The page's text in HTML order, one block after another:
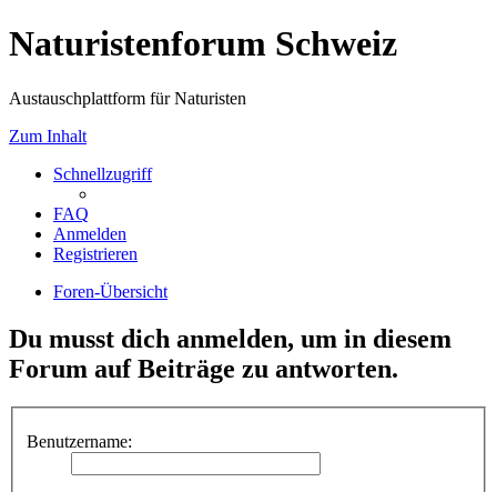
Naturistenforum Schweiz
Austauschplattform für Naturisten
Zum Inhalt
Schnellzugriff
FAQ
Anmelden
Registrieren
Foren-Übersicht
Du musst dich anmelden, um in diesem
Forum auf Beiträge zu antworten.
Benutzername: